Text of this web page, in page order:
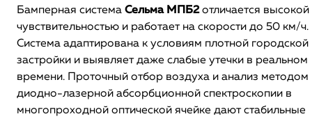
Бамперная система Сельма МПБ2отличается высокой
чувствительностью и работает на скорости до 50 км/ч.
Система адаптирована к условиям плотной городской
застройки и выявляет даже слабые утечки в реальном
времени. Проточный отбор воздуха и анализ методом
диодно-лазерной абсорбционной спектроскопии в
многопроходной оптической ячейке дают стабильные